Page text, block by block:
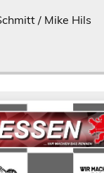
/ Mike Hils